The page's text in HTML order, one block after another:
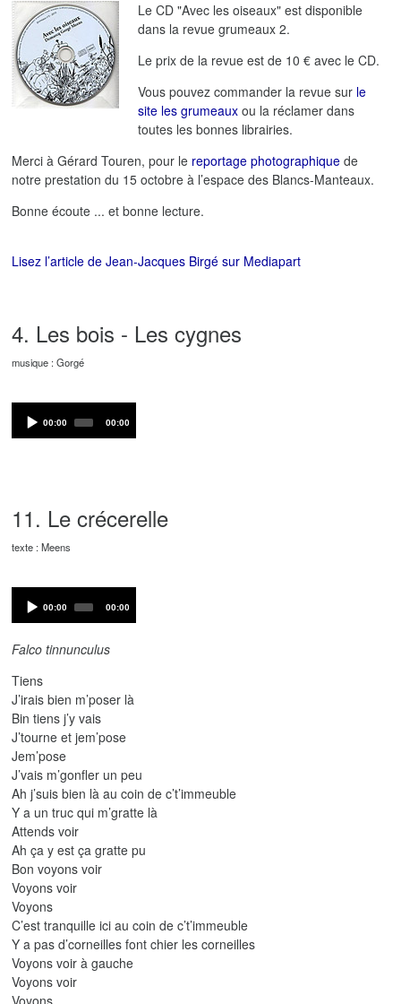
Le CD "Avec les oiseaux" est disponible
dans la revue grumeaux 2.
Le prix de la revue est de 10 € avec le CD.
Vous pouvez commander la revue sur le
site les grumeaux ou la réclamer dans
toutes les bonnes librairies.
Merci à Gérard Touren, pour le reportage photographique de
notre prestation du 15 octobre à l’espace des Blancs-Manteaux.
Bonne écoute ... et bonne lecture.
Lisez l’article de Jean-Jacques Birgé sur Mediapart
4. Les bois - Les cygnes
musique : Gorgé
Player
Current
time
00:00 Total
duration
00:00
11. Le crécerelle
texte : Meens
Player
Current
time
00:00 Total
duration
00:00
Falco tinnunculus
Tiens
J’irais bien m’poser là
Bin tiens j’y vais
J’tourne et jem’pose
Jem’pose
J’vais m’gonfler un peu
Ah j’suis bien là au coin de c’t’immeuble
Y a un truc qui m’gratte là
Attends voir
Ah ça y est ça gratte pu
Bon voyons voir
Voyons voir
Voyons
C’est tranquille ici au coin de c’t’immeuble
Y a pas d’corneilles font chier les corneilles
Voyons voir à gauche
Voyons voir
Voyons